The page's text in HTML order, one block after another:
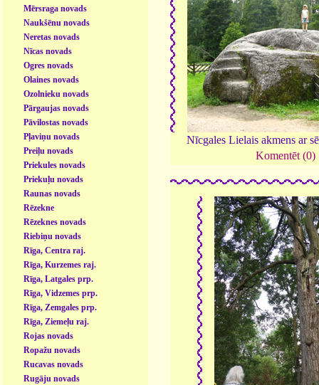
Mērsraga novads
Naukšēnu novads
Neretas novads
Nīcas novads
Ogres novads
Olaines novads
Ozolnieku novads
Pārgaujas novads
Pāvilostas novads
Pļaviņu novads
Preiļu novads
Priekules novads
Priekuļu novads
Raunas novads
Rēzekne
Rēzeknes novads
Riebiņu novads
Rīga, Centra raj.
Rīga, Kurzemes raj.
Rīga, Latgales prp.
Rīga, Vidzemes prp.
Rīga, Zemgales prp.
Rīga, Ziemeļu raj.
Rojas novads
Ropažu novads
Rucavas novads
Rugāju novads
Nīcgales Lielais akmens ar
Komentēt (0)